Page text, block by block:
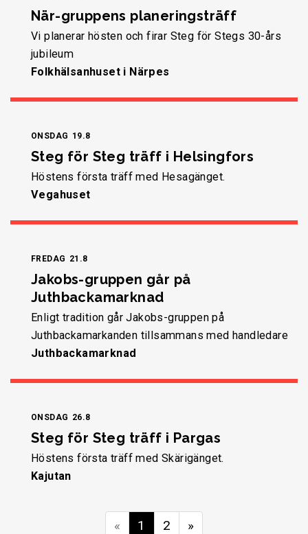
När-gruppens planeringsträff
Vi planerar hösten och firar Steg för Stegs 30-års
jubileum
Folkhälsanhuset i Närpes
ONSDAG 19.8
Steg för Steg träff i Helsingfors
Höstens första träff med Hesagänget.
Vegahuset
FREDAG 21.8
Jakobs-gruppen går på
Juthbackamarknad
Enligt tradition går Jakobs-gruppen på
Juthbackamarkanden tillsammans med handledare
Juthbackamarknad
ONSDAG 26.8
Steg för Steg träff i Pargas
Höstens första träff med Skärigänget.
Kajutan
« 1 2 »